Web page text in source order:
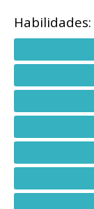
Habilidades: